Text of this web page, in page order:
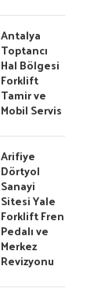
Antalya
Toptancı
Hal Bölgesi
Forklift
Tamir ve
Mobil Servis
Arifiye
Dörtyol
Sanayi
Sitesi Yale
Forklift Fren
Pedalı ve
Merkez
Revizyonu